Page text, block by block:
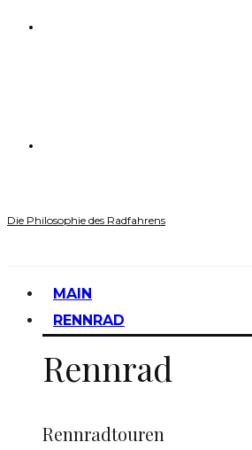
Die Philosophie des Radfahrens
MAIN
RENNRAD
Rennrad
Rennradtouren